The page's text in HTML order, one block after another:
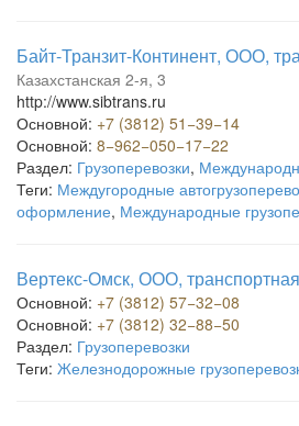
Байт-Транзит-Континент, ООО,
Казахстанская 2-я, 3
http://www.sibtrans.ru
Основной: +7 (3812) 51−39−14
Основной: 8−962−050−17−22
Раздел: Грузоперевозки,
Теги: Междугородные
оформление, Международные
Вертекс-Омск, ООО,
Основной: +7 (3812) 57−32−08
Основной: +7 (3812) 32−88−50
Раздел: Грузоперевозки
Теги: Железнодорожные